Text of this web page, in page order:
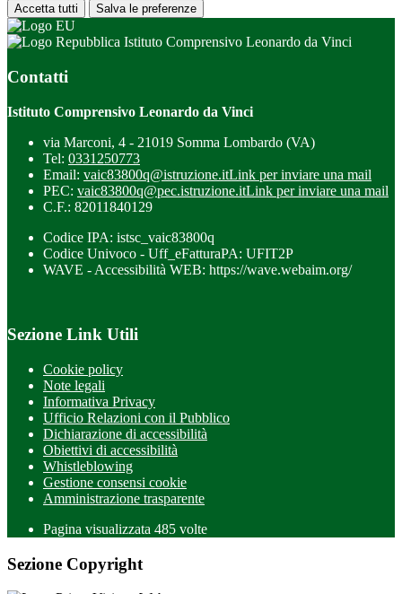
Accetta tutti Salva le preferenze
Istituto Comprensivo Leonardo da Vinci
Contatti
Istituto Comprensivo Leonardo da Vinci
via Marconi, 4 - 21019 Somma Lombardo (VA)
Tel: 0331250773
Email: vaic83800q@istruzione.itLink per inviare una mail
PEC: vaic83800q@pec.istruzione.itLink per inviare una mail
C.F.: 82011840129
Codice IPA: istsc_vaic83800q
Codice Univoco - Uff_eFatturaPA: UFIT2P
WAVE - Accessibilità WEB: https://wave.webaim.org/
Sezione Link Utili
Cookie policy
Note legali
Informativa Privacy
Ufficio Relazioni con il Pubblico
Dichiarazione di accessibilità
Obiettivi di accessibilità
Whistleblowing
Gestione consensi cookie
Amministrazione trasparente
Pagina visualizzata 485 volte
Sezione Copyright